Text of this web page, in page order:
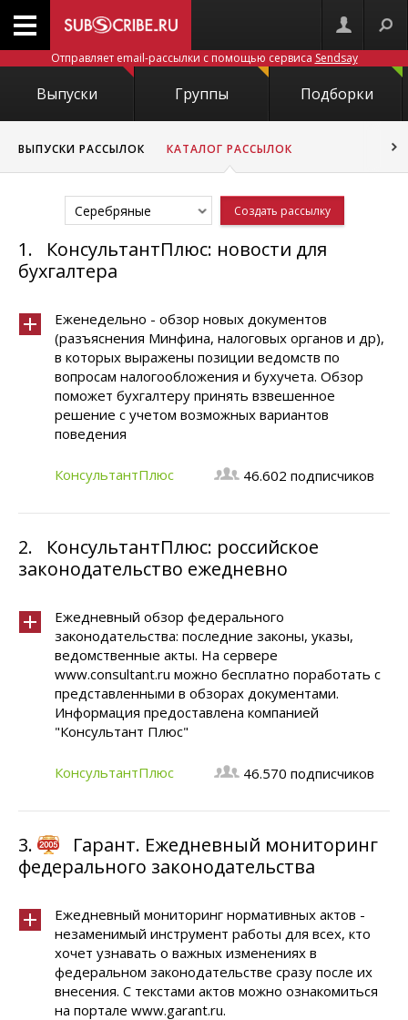
Отправляет email-рассылки с помощью сервиса Sendsay
Выпуски Группы Подборки
ВЫПУСКИ РАССЫЛОК КАТАЛОГ РАССЫЛОК
Серебряные Создать рассылку
1.
КонсультантПлюс: новости для
бухгалтера
Еженедельно - обзор новых документов
(разъяснения Минфина, налоговых органов и др),
в которых выражены позиции ведомств по
вопросам налогообложения и бухучета. Обзор
поможет бухгалтеру принять взвешенное
решение с учетом возможных вариантов
поведения
КонсультантПлюс 46.602 подписчиков
2.
КонсультантПлюс: российское
законодательство ежедневно
Ежедневный обзор федерального
законодательства: последние законы, указы,
ведомственные акты. На сервере
www.consultant.ru можно бесплатно поработать с
представленными в обзорах документами.
Информация предоставлена компанией
"Консультант Плюс"
КонсультантПлюс 46.570 подписчиков
3.
Гарант. Ежедневный мониторинг
федерального законодательства
Ежедневный мониторинг нормативных актов -
незаменимый инструмент работы для всех, кто
хочет узнавать о важных изменениях в
федеральном законодательстве сразу после их
внесения. С текстами актов можно ознакомиться
на портале www.garant.ru.